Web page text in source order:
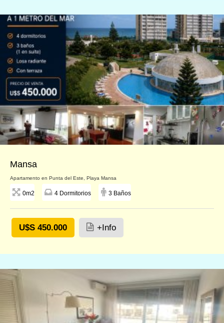
Mansa
Apartamento en Punta del Este, Playa Mansa
0m2 4 Dormitorios 3 Baños
U$S 450.000 +Info